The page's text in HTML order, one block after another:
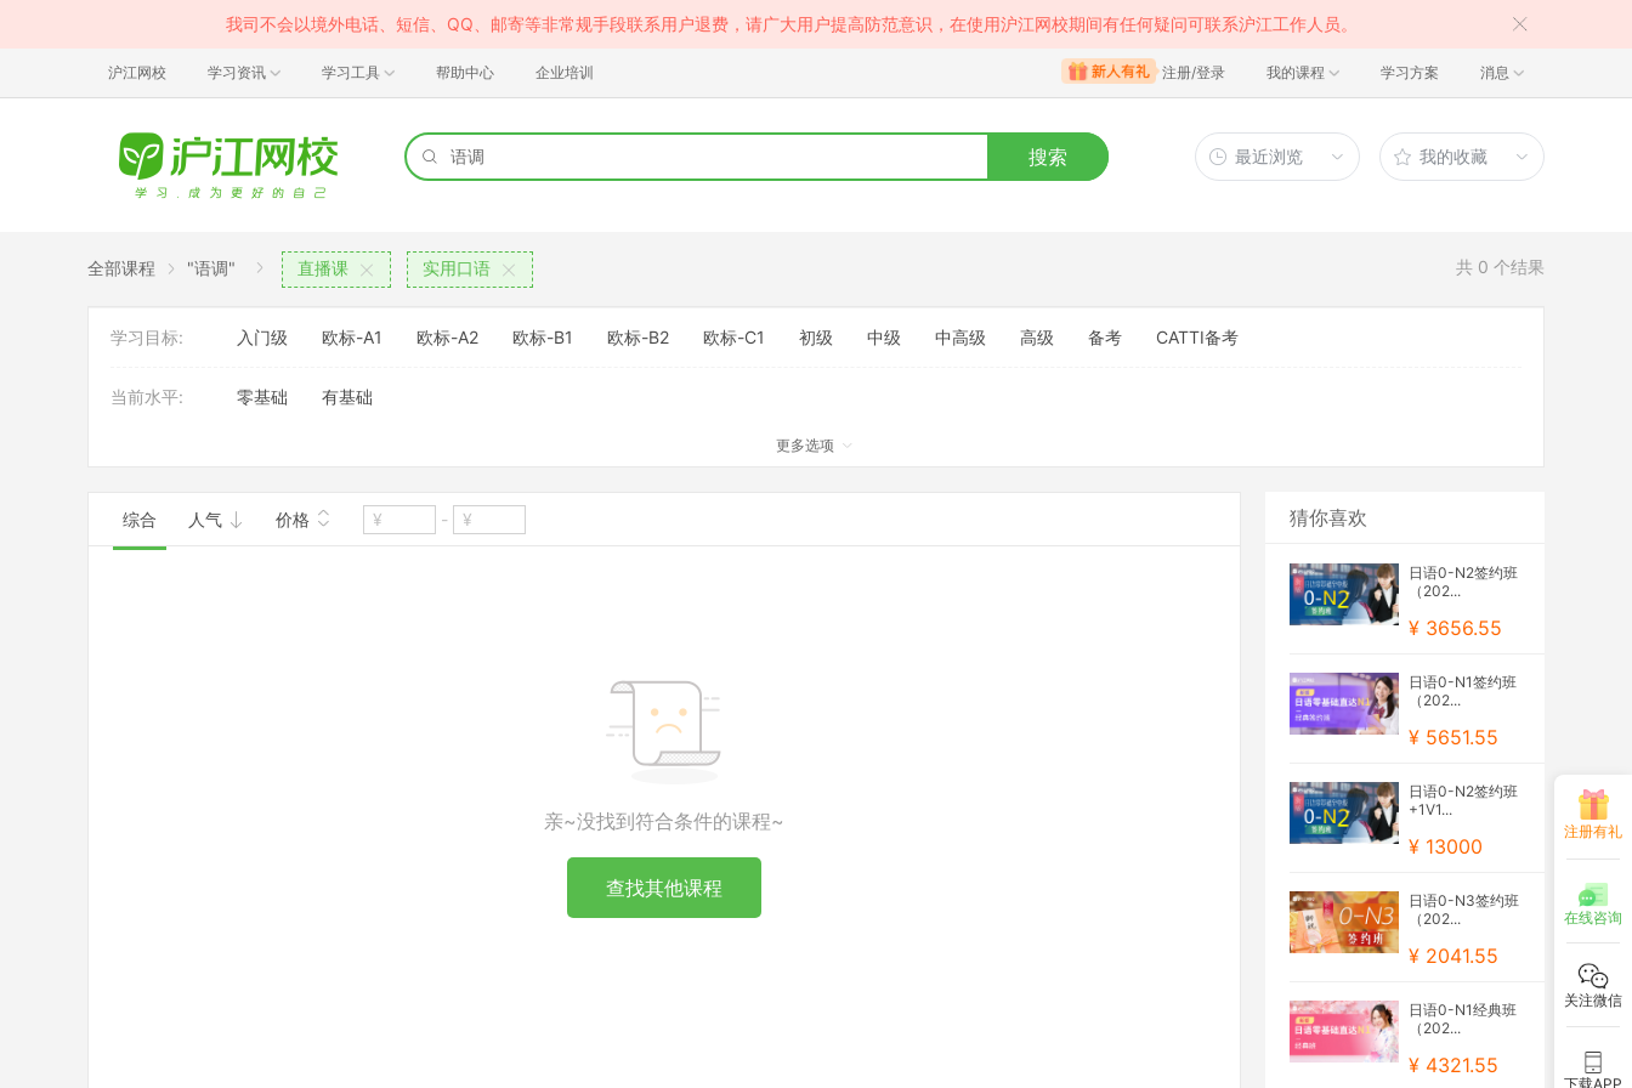
我司不会以境外电话、短信、QQ、邮寄等非常规手段联系用户退费，请广大用户提高防范意识，在使用沪江网校期间有任何疑问可联系沪江工作人员。
沪江网校 学习资讯 学习工具 帮助中心 企业培训 注册/登录 我的课程 学习方案 消息
搜索 最近浏览 我的收藏
全部课程 "语调" 直播课 实用口语 共 0 个结果
学习目标: 入门级 欧标-A1 欧标-A2 欧标-B1 欧标-B2 欧标-C1 初级 中级 中高级 高级 备考 CATTI备考
当前水平: 零基础 有基础
更多选项
综合 人气 价格 -
亲~没找到符合条件的课程~
查找其他课程
猜你喜欢
日语0-N2签约班
（202...
¥ 3656.55
日语0-N1签约班
（202...
¥ 5651.55
日语0-N2签约班
+1V1...
¥ 13000
日语0-N3签约班
（202...
¥ 2041.55
日语0-N1经典班
（202...
¥ 4321.55
注册有礼
在线咨询
关注微信
下载APP